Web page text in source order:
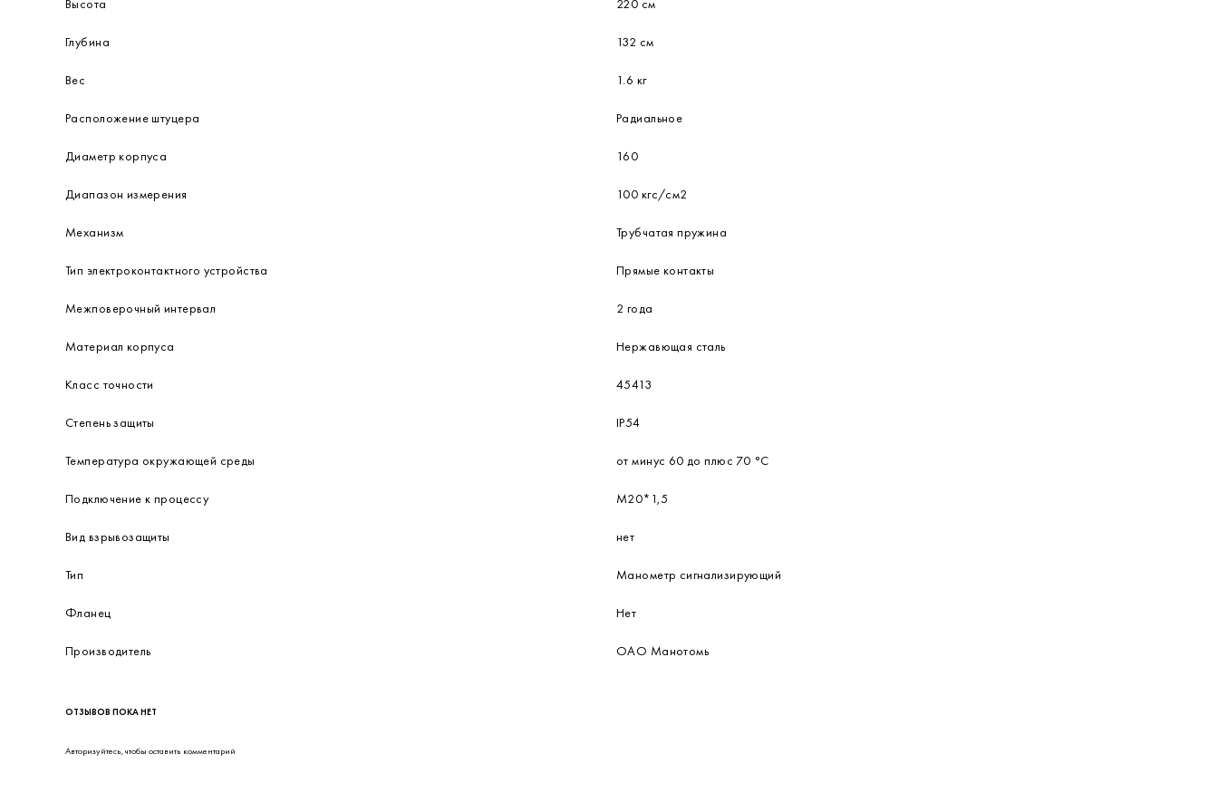
Высота 220 см
Глубина 132 см
Вес 1.6 кг
Расположение штуцера Радиальное
Диаметр корпуса 160
Диапазон измерения 100 кгс/см2
Механизм Трубчатая пружина
Тип электроконтактного устройства Прямые контакты
Межповерочный интервал 2 года
Материал корпуса Нержавющая сталь
Класс точности 45413
Степень защиты IP54
Температура окружающей среды от минус 60 до плюс 70 °С
Подключение к процессу М20*1,5
Вид взрывозащиты нет
Тип Манометр сигнализирующий
Фланец Нет
Производитель ОАО Манотомь
ОТЗЫВОВ ПОКА НЕТ
Авторизуйтесь, чтобы оставить комментарий